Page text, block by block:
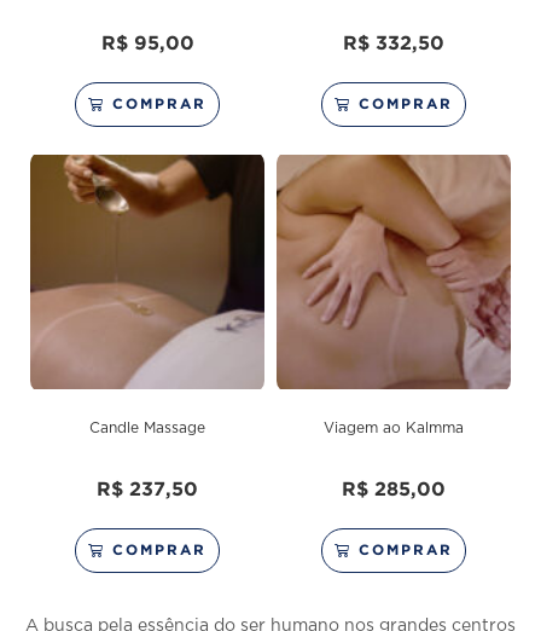
R$95,00
COMPRAR
R$ 332,50
COMPRAR
Candle Massage
R$ 237,50
COMPRAR
Viagem ao Kalmma
R$ 285,00
COMPRAR
A busca pela essência do ser humano nos grandes centros